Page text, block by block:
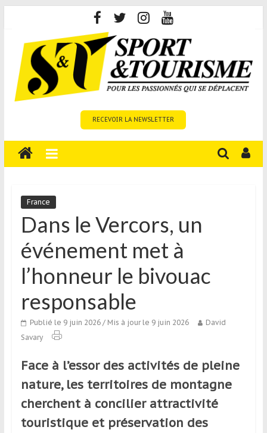
content
Tourisme
est
média
sur
tourisme
sportif
aux
voyageurs
ponctuels
réguliers,
passionnés
ou
simples
RECEVOIR LA NEWSLETTER
France
Dans le Vercors, un
événement met à
l’honneur le bivouac
responsable
Publié le 9 juin 2026/ Mis à jour le 9 juin 2026
David
Savary
Face à l’essor des activités de pleine
nature, les territoires de montagne
cherchent à concilier attractivité
touristique et préservation des